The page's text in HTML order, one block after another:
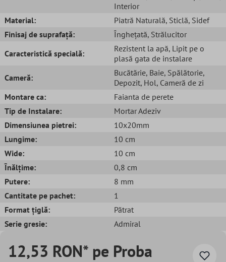
Interior
Material:
Piatră Naturală, Sticlă, Sidef
Finisaj de suprafață:
Înghețată, Strălucitor
Caracteristică specială:
Rezistent la apă, Lipit pe o
plasă gata de instalare
Cameră:
Bucătărie, Baie, Spălătorie,
Depozit, Hol, Cameră de zi
Montare ca:
Faianta de perete
Tip de Instalare:
Mortar Adeziv
Dimensiunea pietrei:
10x20mm
Lungime:
10 cm
Wide:
10 cm
Înălțime:
0,8 cm
Putere:
8 mm
Cantitate pe pachet:
1
Format țiglă:
Pătrat
Serie gresie:
Admiral
12,53 RON* pe Proba